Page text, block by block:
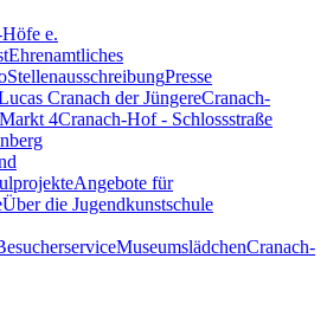
e.
Ehrenamtliches
StellenausschreibungPresse
Cranach der JüngereCranach-
4Cranach-Hof - Schlossstraße
Angebote für
Über die Jugendkunstschule
MuseumslädchenCranach-